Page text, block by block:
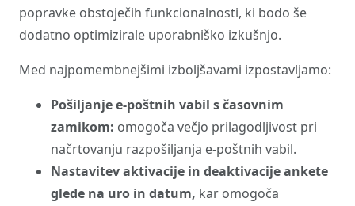
popravke obstoječih funkcionalnosti, ki bodo še
dodatno optimizirale uporabniško izkušnjo.
Med najpomembnejšimi izboljšavami izpostavljamo:
Pošiljanje e-poštnih vabil s časovnim
zamikom: omogoča večjo prilagodljivost pri
načrtovanju razpošiljanja e-poštnih vabil.
Nastavitev aktivacije in deaktivacije ankete
glede na uro in datum, kar omogoča